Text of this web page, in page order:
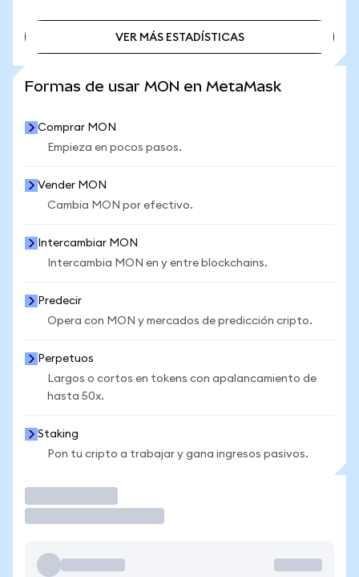
VER MÁS ESTADÍSTICAS
Formas de usar MON en MetaMask
Comprar MON
Empieza en pocos pasos.
Vender MON
Cambia MON por efectivo.
Intercambiar MON
Intercambia MON en y entre blockchains.
Predecir
Opera con MON y mercados de predicción cripto.
Perpetuos
Largos o cortos en tokens con apalancamiento de
hasta 50x.
Staking
Pon tu cripto a trabajar y gana ingresos pasivos.